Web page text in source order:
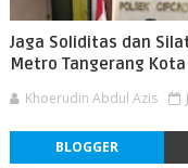
Jaga Soliditas dan
Metro Tangerang Kota
Khoerudin Abdul Azis
BLOGGER